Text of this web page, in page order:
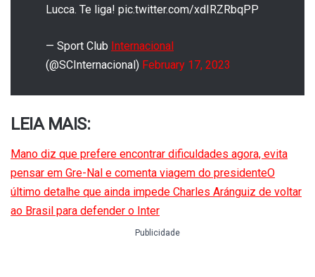
Lucca. Te liga! pic.twitter.com/xdIRZRbqPP
— Sport Club Internacional
(@SCInternacional) February 17, 2023
LEIA MAIS:
Mano diz que prefere encontrar dificuldades agora, evita
pensar em Gre-Nal e comenta viagem do presidenteO
último detalhe que ainda impede Charles Aránguiz de voltar
ao Brasil para defender o Inter
Publicidade